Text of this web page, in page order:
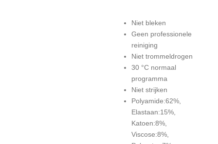
Niet bleken
Geen professionele
reiniging
Niet trommeldrogen
30 °C normaal
programma
Niet strijken
Polyamide:62%,
Elastaan:15%,
Katoen:8%,
Viscose:8%,